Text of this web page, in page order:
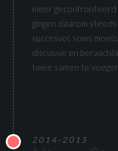
meer
gingen daarom
succesvol, soms
discussie en
twee samen te
2014-2015